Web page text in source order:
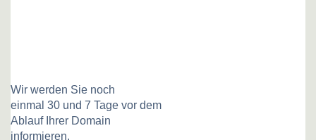
Wir werden Sie noch
einmal 30 und 7 Tage vor dem
Ablauf Ihrer Domain
informieren.